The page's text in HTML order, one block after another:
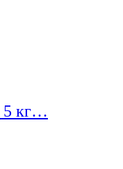
5 кг…